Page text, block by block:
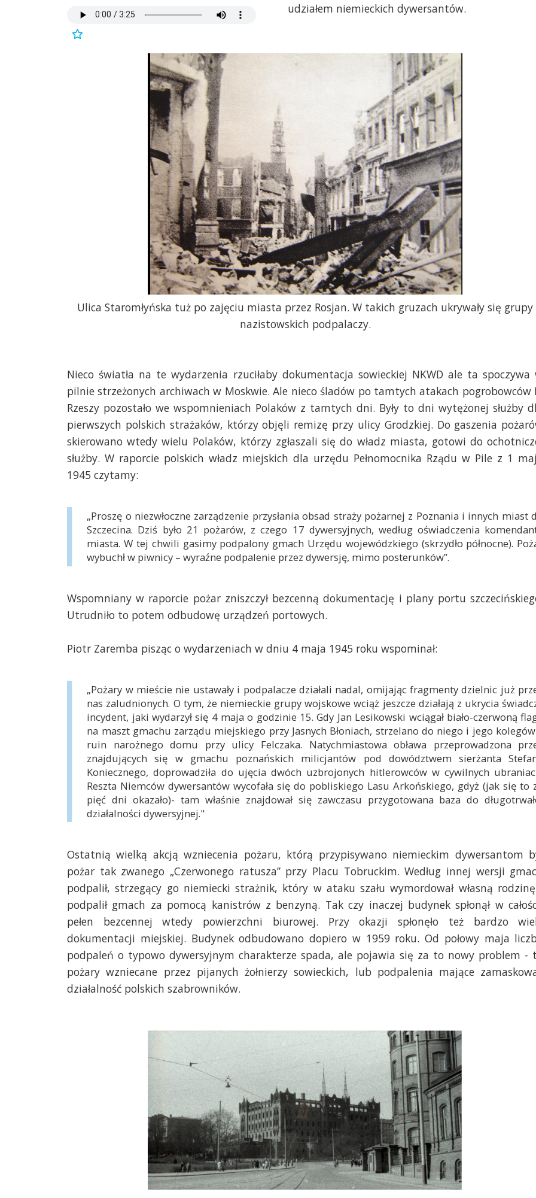
udziałem niemieckich dywersantów.
Ulica Staromłyńska tuż po zajęciu miasta przez Rosjan. W takich gruzach ukrywały się grupy
nazistowskich podpalaczy.
Nieco światła na te wydarzenia rzuciłaby dokumentacja sowieckiej NKWD ale ta spoczywa
pilnie strzeżonych archiwach w Moskwie. Ale nieco śladów po tamtych atakach pogrobowców
Rzeszy pozostało we wspomnieniach Polaków z tamtych dni. Były to dni wytężonej służby
pierwszych polskich strażaków, którzy objęli remizę przy ulicy Grodzkiej. Do gaszenia
skierowano wtedy wielu Polaków, którzy zgłaszali się do władz miasta, gotowi do
służby. W raporcie polskich władz miejskich dla urzędu Pełnomocnika Rządu w Pile z 1
1945 czytamy:
„Proszę o niezwłoczne zarządzenie przysłania obsad straży pożarnej z Poznania i innych miast
Szczecina. Dziś było 21 pożarów, z czego 17 dywersyjnych, według oświadczenia
miasta. W tej chwili gasimy podpalony gmach Urzędu wojewódzkiego (skrzydło północne).
wybuchł w piwnicy – wyraźne podpalenie przez dywersję, mimo posterunków”.
Wspomniany w raporcie pożar zniszczył bezcenną dokumentację i plany portu
Utrudniło to potem odbudowę urządzeń portowych.
Piotr Zaremba pisząc o wydarzeniach w dniu 4 maja 1945 roku wspominał:
„Pożary w mieście nie ustawały i podpalacze działali nadal, omijając fragmenty dzielnic już
nas zaludnionych. O tym, że niemieckie grupy wojskowe wciąż jeszcze działają z ukrycia
incydent, jaki wydarzył się 4 maja o godzinie 15. Gdy Jan Lesikowski wciągał biało-czerwoną
na maszt gmachu zarządu miejskiego przy Jasnych Błoniach, strzelano do niego i jego
ruin narożnego domu przy ulicy Felczaka. Natychmiastowa obława przeprowadzona
znajdujących się w gmachu poznańskich milicjantów pod dowództwem sierżanta
Koniecznego, doprowadziła do ujęcia dwóch uzbrojonych hitlerowców w cywilnych
Reszta Niemców dywersantów wycofała się do pobliskiego Lasu Arkońskiego, gdyż (jak się to
pięć dni okazało)- tam właśnie znajdował się zawczasu przygotowana baza do
działalności dywersyjnej."
Ostatnią wielką akcją wzniecenia pożaru, którą przypisywano niemieckim dywersantom
pożar tak zwanego „Czerwonego ratusza” przy Placu Tobruckim. Według innej wersji
podpalił, strzegący go niemiecki strażnik, który w ataku szału wymordował własną
podpalił gmach za pomocą kanistrów z benzyną. Tak czy inaczej budynek spłonął w
pełen bezcennej wtedy powierzchni biurowej. Przy okazji spłonęło też bardzo
dokumentacji miejskiej. Budynek odbudowano dopiero w 1959 roku. Od połowy maja
podpaleń o typowo dywersyjnym charakterze spada, ale pojawia się za to nowy problem -
pożary wzniecane przez pijanych żołnierzy sowieckich, lub podpalenia mające
działalność polskich szabrowników.